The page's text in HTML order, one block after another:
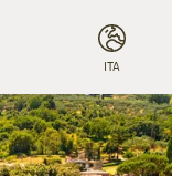
ITA
ITA
ENG